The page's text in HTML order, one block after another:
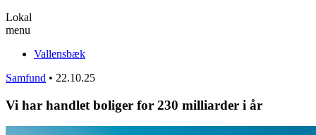
Lokal
menu
Vallensbæk
Samfund • 22.10.25
Vi har handlet boliger for 230 milliarder i år